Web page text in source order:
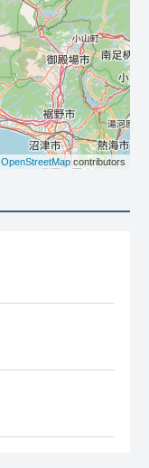
OpenStreetMap contributors